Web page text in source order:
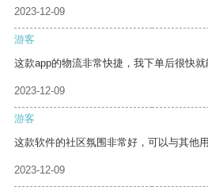
2023-12-09
游客
这款app的物流非常快捷，我下单后很快就
2023-12-09
游客
这款软件的社区氛围非常好，可以与其他
2023-12-09